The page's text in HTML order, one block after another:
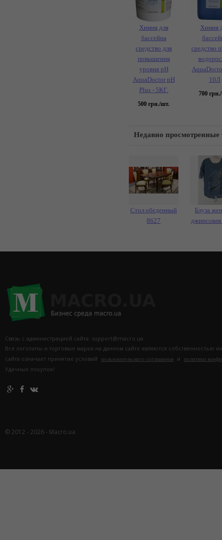
Химия для
бассейна
средство для
повышения
уровня pH
AquaDoctor pH
Plus - 5КГ.
500 грн./шт.
Химия
средство
10Л
700
Недавно просмотренные
Стол обеденный
8627
Блуза
джинсовая
Связь с администрацией сайта: support@macro.ua.
Все логотипы и торговые марки на данном сайте являются собственностью
сайта означает принятие условий
пользовательского соглашения и политики
Удачных покупок!
© 2012 - 2026 - Macro.ua